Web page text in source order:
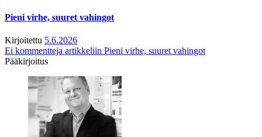
Pieni virhe, suuret vahingot
Kirjoitettu 5.6.2026
Ei kommentteja artikkeliin Pieni virhe, suuret vahingot
Pääkirjoitus